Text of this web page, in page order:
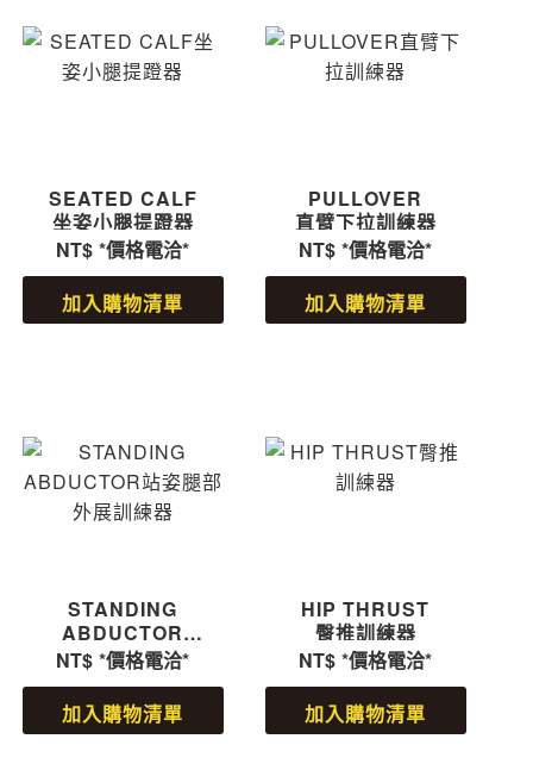
SEATED CALF
坐姿小腿提蹬器
NT$ *價格電洽*
加入購物清單
PULLOVER
直臂下拉訓練器
NT$ *價格電洽*
加入購物清單
STANDING
ABDUCTOR
站姿腿部外展訓練器
NT$ *價格電洽*
加入購物清單
HIP THRUST
臀推訓練器
NT$ *價格電洽*
加入購物清單